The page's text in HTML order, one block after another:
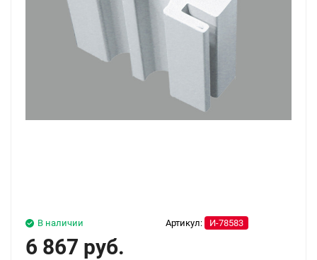
Артикул: И-78583
В наличии
6 867 руб.